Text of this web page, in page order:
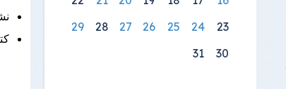
23
24
25
26
27
28
29
30
31